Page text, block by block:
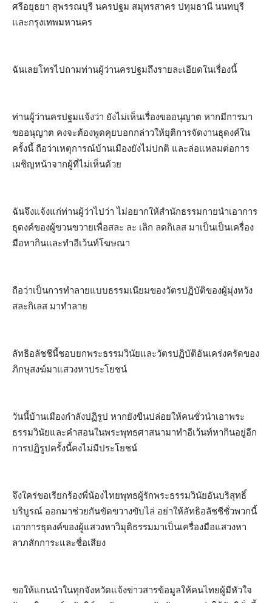
ศรีอยุธยา สุพรรณบุรี นครปฐม สมุทรสาคร ปทุมธานี นนทบุรี
และกรุงเทพมหานคร
ฉันเลยโทรไปถามท่านผู้ว่านครปฐมถึงรายละเอียดในเรื่องนี้
ท่านผู้ว่านครปฐมแจ้งว่า ยังไม่เห็นเรื่องขออนุญาต หากมีการมา
ขออนุญาต คงจะต้องพูดคุยบอกกล่าวให้ยุติการจัดงานธุดงค์ใน
ครั้งนี้ ถือว่าเหตุการณ์บ้านเมืองยังไม่ปกติ และล่อแหลมต่อการ
เผชิญหน้าจากผู้ที่ไม่เห็นด้วย
ฉันจึงแจ้งแก่ท่านผู้ว่าไปว่า ไม่อยากให้สำนักธรรมกายนำเอาการ
ธุดงค์ของผู้ขวนขวายเพื่อสละ ละ เลิก ลดกิเลส มาเป็นเป็นเครื่อง
มือหากินและทำอีเว้นท์โฆษณา
ถือว่าเป็นการทำลายแบบธรรมเนียมของวัตรปฏิบัติของผู้มุ่งหวัง
สละกิเลส มาทำลาย
ลัทธิอลัชชีนี้ชอบยกพระธรรมวินัยและวัตรปฏิบัติอันเคร่งครัดของ
ภิกษุสงฆ์มาแสวงหาประโยชน์
วันนี้บ้านเมืองกำลังปฏิรูป หากยังขืนปล่อยให้คนชั่วนำเอาพระ
ธรรมวินัยและคำสอนในพระพุทธศาสนามาทำอีเว้นท์หากินอยู่อีก
การปฏิรูปครั้งนี้คงไม่มีประโยชน์
จึงใคร่ขอเรียกร้องพี่น้องไทยพุทธผู้รักพระธรรมวินัยอันบริสุทธิ์
บริบูรณ์ ออกมาช่วยกันขัดขวางขับไล่ อย่าให้ลัทธิอลัชชีชั่วพวกนี้
เอาการธุดงค์ของผู้แสวงหาวิมุติธรรมมาเป็นเครื่องมือแสวงหา
ลาภสักการะและชื่อเสียง
ขอให้แกนนำในทุกจังหวัดแจ้งข่าวสารข้อมูลให้คนไทยผู้มีหัวใจ